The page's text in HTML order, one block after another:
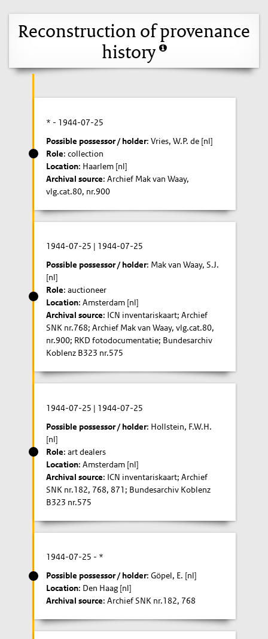
Reconstruction of provenance
history
* - 1944-07-25
Possible possessor / holder: Vries, W.P. de [nl]
Role: collection
Location: Haarlem [nl]
Archival source: Archief Mak van Waay,
vlg.cat.80, nr.900
1944-07-25 | 1944-07-25
Possible possessor / holder: Mak van Waay, S.J.
[nl]
Role: auctioneer
Location: Amsterdam [nl]
Archival source: ICN inventariskaart; Archief
SNK nr.768; Archief Mak van Waay, vlg.cat.80,
nr.900; RKD fotodocumentatie; Bundesarchiv
Koblenz B323 nr.575
1944-07-25 | 1944-07-25
Possible possessor / holder: Hollstein, F.W.H.
[nl]
Role: art dealers
Location: Amsterdam [nl]
Archival source: ICN inventariskaart; Archief
SNK nr.182, 768, 871; Bundesarchiv Koblenz
B323 nr.575
1944-07-25 - *
Possible possessor / holder: Göpel, E. [nl]
Location: Den Haag [nl]
Archival source: Archief SNK nr.182, 768